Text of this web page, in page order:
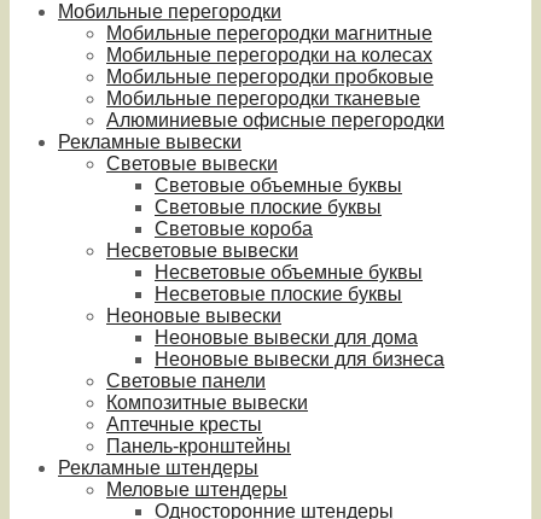
Мобильные перегородки
Мобильные перегородки магнитные
Мобильные перегородки на колесах
Мобильные перегородки пробковые
Мобильные перегородки тканевые
Алюминиевые офисные перегородки
Рекламные вывески
Световые вывески
Световые объемные буквы
Световые плоские буквы
Световые короба
Несветовые вывески
Несветовые объемные буквы
Несветовые плоские буквы
Неоновые вывески
Неоновые вывески для дома
Неоновые вывески для бизнеса
Световые панели
Композитные вывески
Аптечные кресты
Панель-кронштейны
Рекламные штендеры
Меловые штендеры
Односторонние штендеры